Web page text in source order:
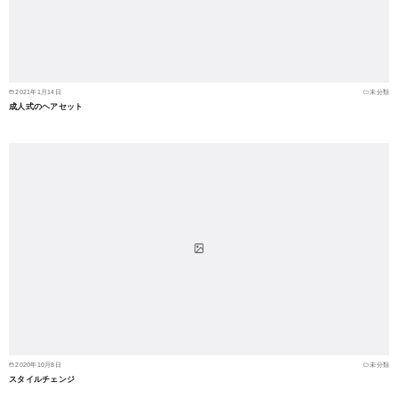
2021年1月14日 未分類
成人式のヘアセット
2020年10月8日 未分類
スタイルチェンジ